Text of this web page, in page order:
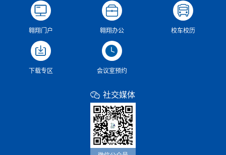
翱翔门户 翱翔办公 校车校历
下载专区 会议室预约
社交媒体